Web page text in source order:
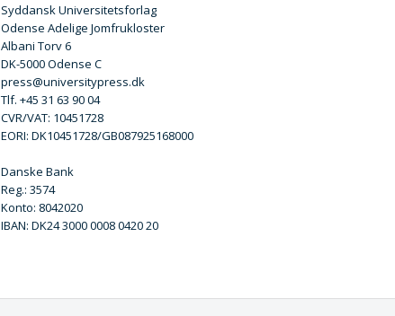
Syddansk Universitetsforlag
Odense Adelige Jomfrukloster
Albani Torv 6
DK-5000 Odense C
press@universitypress.dk
Tlf. +45 31 63 90 04
CVR/VAT: 10451728
EORI: DK10451728/GB087925168000
Danske Bank
Reg.: 3574
Konto: 8042020
IBAN: DK24 3000 0008 0420 20